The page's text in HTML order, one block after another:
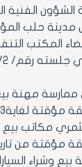
الشؤون الفنية
حلب المؤرخ في
المكتب
2/ بتاريخ 16/ 1 /2019.
ممارسة مهنة
لغاية31/3/ 2019.
مستثمري مكاتب
بيع وشراء